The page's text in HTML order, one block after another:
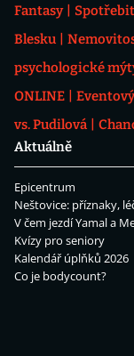
Fantasy
Blesku
psychologické
ONLINE
vs. Pudilová
Aktuálně
Epicentrum
Neštovice: příznaky,
V čem jezdí Yamal a
Kvízy pro seniory
Kalendář úplňků 2026
Co je bodycount?